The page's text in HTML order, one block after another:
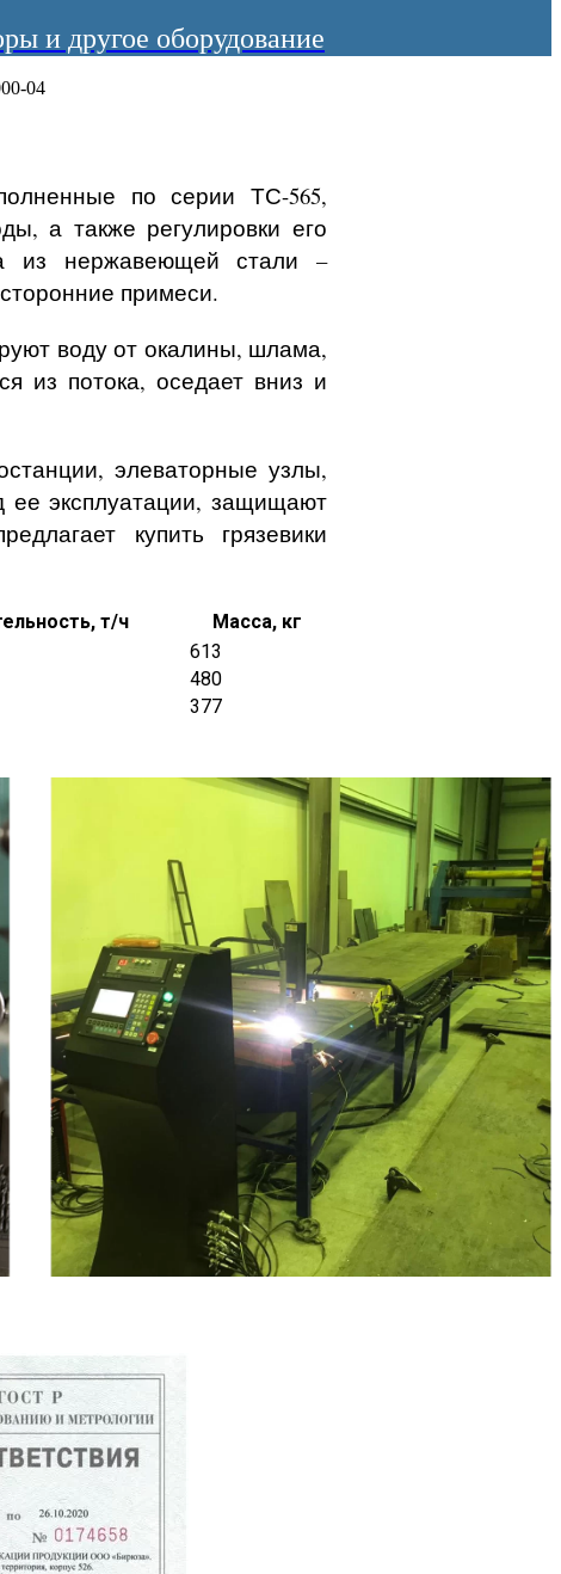
и другое оборудование
04
по серии ТС-565,
а также регулировки его
из нержавеющей стали –
примеси.
воду от окалины, шлама,
из потока, оседает вниз и
элеваторные узлы,
эксплуатации, защищают
купить грязевики
т/ч
Масса, кг
613
480
377